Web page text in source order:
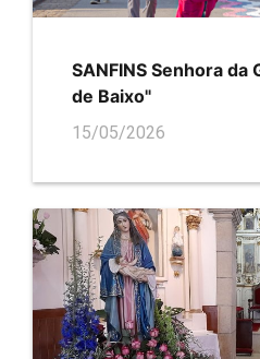
SANFINS Senhora da
de Baixo"
15/05/2026